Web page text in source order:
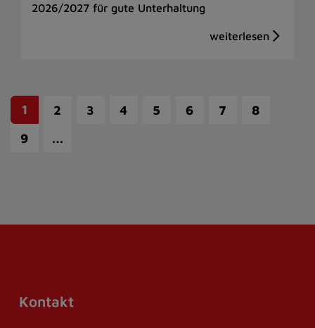
2026/2027 für gute Unterhaltung
1 2 3 4 5 6 7
8
9
…
Kontakt